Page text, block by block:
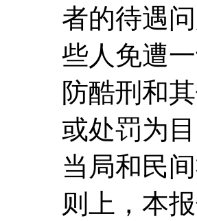
者的待遇
些人免遭
防酷刑和
或处罚为
当局和民
则上，本